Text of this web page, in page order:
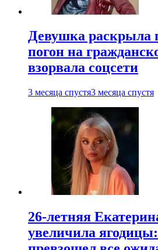
Девушка раскрыла
погон на
взорвала соцсети
3 месяца спустя3 месяца спустя
26-летняя
увеличила ягодицы: